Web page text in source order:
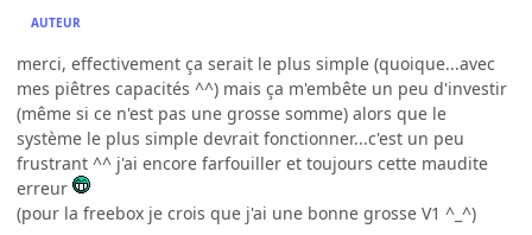
AUTEUR
merci, effectivement ça serait le plus simple (quoique...avec
mes piêtres capacités ^^) mais ça m'embête un peu d'investir
(même si ce n'est pas une grosse somme) alors que le
système le plus simple devrait fonctionner...c'est un peu
frustrant ^^ j'ai encore farfouiller et toujours cette maudite
erreur
(pour la freebox je crois que j'ai une bonne grosse V1 ^_^)